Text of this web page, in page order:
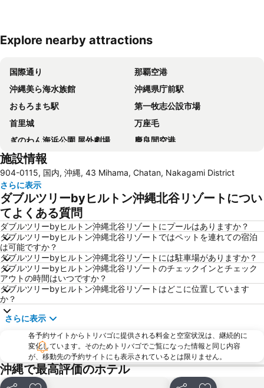
地図を拡大
Explore nearby attractions
国際通り
那覇空港
沖縄美ら海水族館
沖縄県庁前駅
おもろまち駅
第一牧志公設市場
首里城
万座毛
ぎのわん海浜公園 屋外劇場
慶良間空港
伊江島空港
阿波連ビーチ
平和記念公園‐糸満市
琉球王国のグスク及び関連遺産群
Fukushu-en Garden
Odd Land
Okinawa Prefectural Museum and Art Museum
Shureimon
Heiwadori
施設情報
904-0115, 国内, 沖縄, 43 Mihama, Chatan, Nakagami District
さらに表示
ダブルツリーbyヒルトン沖縄北谷リゾートについ
てよくある質問
ダブルツリーbyヒルトン沖縄北谷リゾートにプールはありますか？
ダブルツリーbyヒルトン沖縄北谷リゾートではペットを連れての宿泊
は可能ですか？
ダブルツリーbyヒルトン沖縄北谷リゾートには駐車場がありますか？
ダブルツリーbyヒルトン沖縄北谷リゾートのチェックインとチェック
アウトの時間はいつですか？
ダブルツリーbyヒルトン沖縄北谷リゾートはどこに位置しています
か？
さらに表示
各予約サイトからトリバゴに提供される料金と空室状況は、継続的に
変化しています。そのためトリバゴでご覧になった情報と同じ内容
が、移動先の予約サイトにも表示されているとは限りません。
沖縄で最高評価のホテル